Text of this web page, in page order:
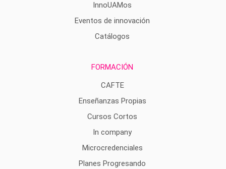
InnoUAMos
Eventos de innovación
Catálogos
FORMACIÓN
CAFTE
Enseñanzas Propias
Cursos Cortos
In company
Microcredenciales
Planes Progresando